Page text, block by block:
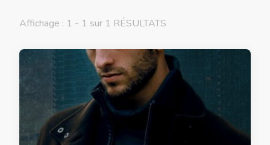
Affichage : 1 - 1 sur 1 RÉSULTATS